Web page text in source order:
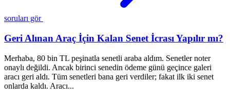
soruları gör
Geri Alınan Araç İçin Kalan Senet İcrası Yapılır mı?
Merhaba, 80 bin TL peşinatla senetli araba aldım. Senetler noter
onaylı değildi. Ancak birinci senedin ödeme günü geçince galeri
aracı geri aldı. Tüm senetleri bana geri verdiler; fakat ilk iki senet
onlarda kaldı. Aracı...